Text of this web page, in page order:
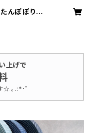
んぽぽりぼ
上げで
☆.｡.:*･ﾟ